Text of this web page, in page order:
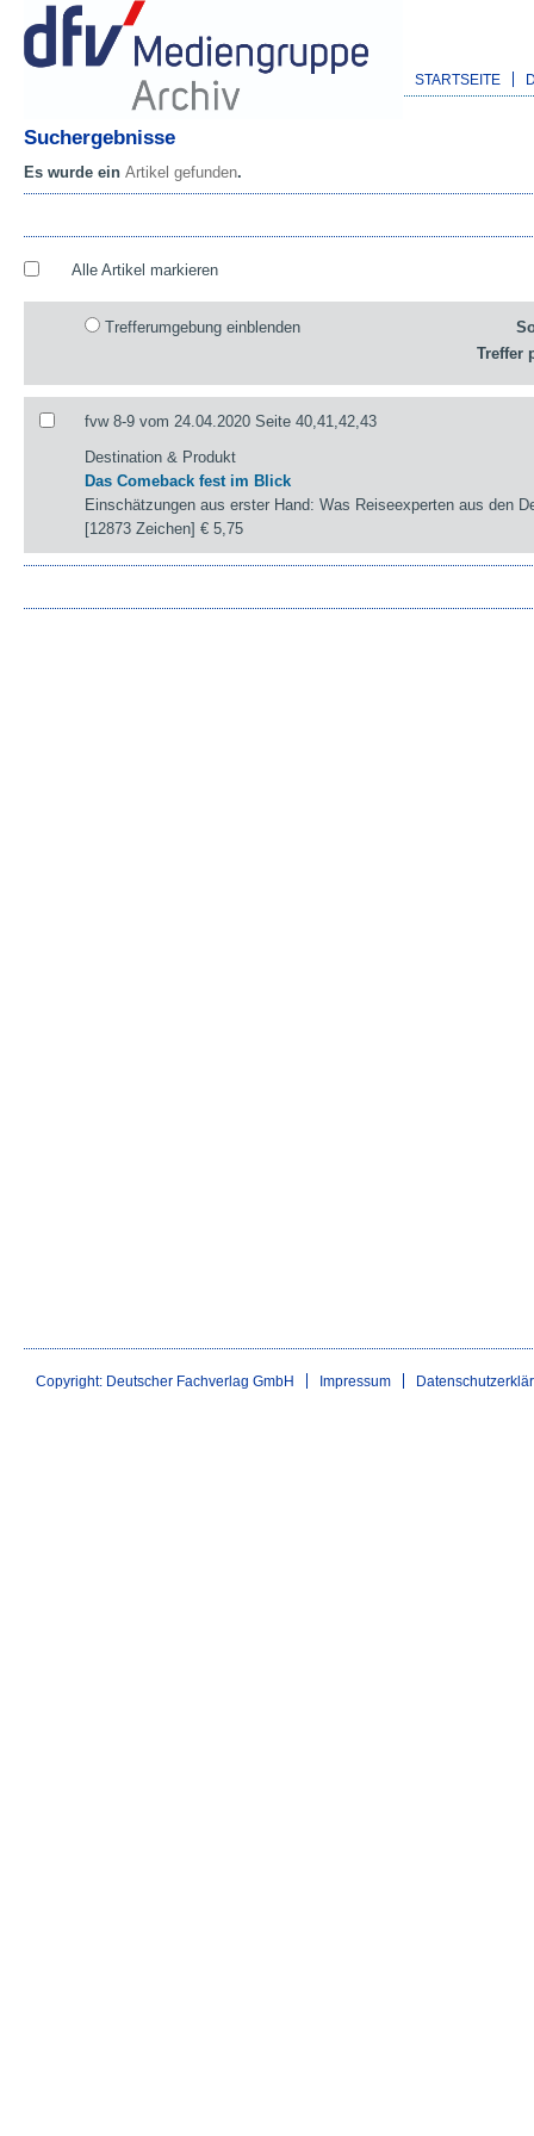
STARTSEITE
Suchergebnisse
Es wurde ein Artikel gefunden.
Alle Artikel markieren
Trefferumgebung einblenden
Treffer
fvw 8-9 vom 24.04.2020 Seite 40,41,42,43
Destination & Produkt
Das Comeback fest im Blick
Einschätzungen aus erster Hand: Was Reiseexperten aus den
[12873 Zeichen]€ 5,75
Copyright: Deutscher Fachverlag GmbH Impressum